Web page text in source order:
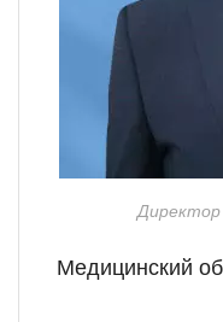
Медицинский